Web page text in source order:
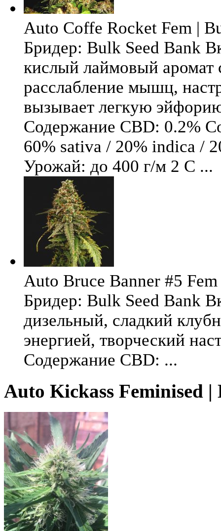
Auto Coffe Rocket Fem |
Бридер: Bulk Seed Bank
кислый лаймовый аромат
расслабление мышц,
вызывает легкую
Содержание CBD: 0.2%
60% sativa / 20% indica /
Урожай: до 400 г/м 2 С ...
Auto Bruce Banner #5
Бридер: Bulk Seed Bank
дизельный, сладкий
энергией, творческий
Содержание CBD: ...
Auto Kickass Feminised |